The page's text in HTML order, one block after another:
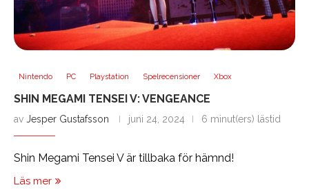
Nintendo PC Playstation Spelrecensioner Xbox
SHIN MEGAMI TENSEI V: VENGEANCE
av Jesper Gustafsson juni 24, 2024 6 minut(ers) lästid
Shin Megami Tensei V är tillbaka för hämnd!
Läs mer